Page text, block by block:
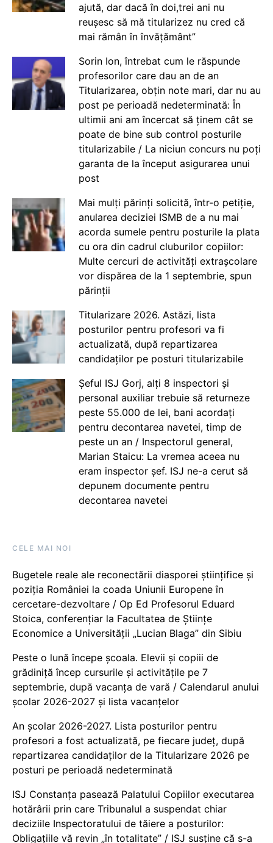
ajută, dar dacă în doi,trei ani nu
reușesc să mă titularizez nu cred că
mai rămân în învățământ”
Sorin Ion, întrebat cum le răspunde
profesorilor care dau an de an
Titularizarea, obțin note mari, dar nu au
post pe perioadă nedeterminată: În
ultimii ani am încercat să ținem cât se
poate de bine sub control posturile
titularizabile / La niciun concurs nu poți
garanta de la început asigurarea unui
post
Mai mulți părinți solicită, într-o petiție,
anularea deciziei ISMB de a nu mai
acorda sumele pentru posturile la plata
cu ora din cadrul cluburilor copiilor:
Multe cercuri de activități extrașcolare
vor dispărea de la 1 septembrie, spun
părinții
Titularizare 2026. Astăzi, lista
posturilor pentru profesori va fi
actualizată, după repartizarea
candidaților pe posturi titularizabile
Șeful ISJ Gorj, alți 8 inspectori și
personal auxiliar trebuie să returneze
peste 55.000 de lei, bani acordați
pentru decontarea navetei, timp de
peste un an / Inspectorul general,
Marian Staicu: La vremea aceea nu
eram inspector șef. ISJ ne-a cerut să
depunem documente pentru
decontarea navetei
CELE MAI NOI
Bugetele reale ale reconectării diasporei științifice și
poziția României la coada Uniunii Europene în
cercetare-dezvoltare / Op Ed Profesorul Eduard
Stoica, conferențiar la Facultatea de Științe
Economice a Universității „Lucian Blaga” din Sibiu
Peste o lună începe școala. Elevii și copiii de
grădiniță încep cursurile și activitățile pe 7
septembrie, după vacanța de vară / Calendarul anului
școlar 2026-2027 și lista vacanțelor
An școlar 2026-2027. Lista posturilor pentru
profesori a fost actualizată, pe fiecare județ, după
repartizarea candidaților de la Titularizare 2026 pe
posturi pe perioadă nedeterminată
ISJ Constanța pasează Palatului Copiilor executarea
hotărârii prin care Tribunalul a suspendat chiar
deciziile Inspectoratului de tăiere a posturilor:
Obligațiile vă revin „în totalitate” / ISJ susține că s-a